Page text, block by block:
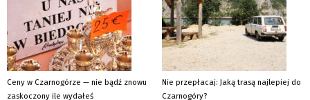
Ceny w Czarnogórze — nie bądź znowu
zaskoczony ile wydałeś
Nie przepłacaj: Jaką trasą najlepiej do
Czarnogóry?